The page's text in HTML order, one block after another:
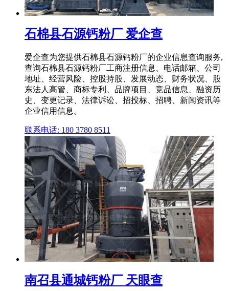
石棉县石源钙粉厂 爱企查
爱企查为您提供石棉县石源钙粉厂的企业信息查询服务,
查询石棉县石源钙粉厂工商注册信息、电话邮箱、公司
地址、经营风险、控股持股、发展动态、财务状况、股
东法人高管、商标专利、品牌项目、竞品信息、融资历
史、变更记录、法律诉讼、招投标、招聘、新闻资讯等
企业信用信息。
联系电话: 180 3780 8511
南召县通城钙粉厂 天眼查